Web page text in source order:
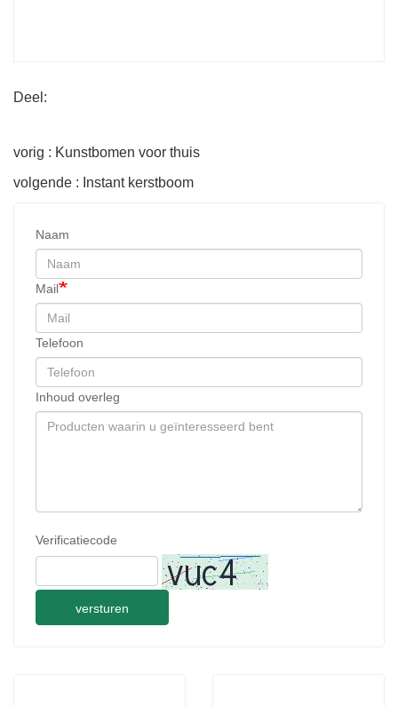
Deel:
vorig : Kunstbomen voor thuis
volgende : Instant kerstboom
Naam
Mail
Telefoon
Inhoud overleg
Verificatiecode
versturen